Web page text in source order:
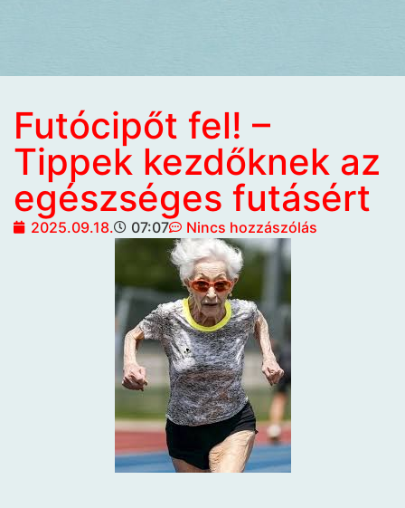
Futócipőt fel! –
Tippek kezdőknek az
egészséges futásért
2025.09.18. 07:07 Nincs hozzászólás